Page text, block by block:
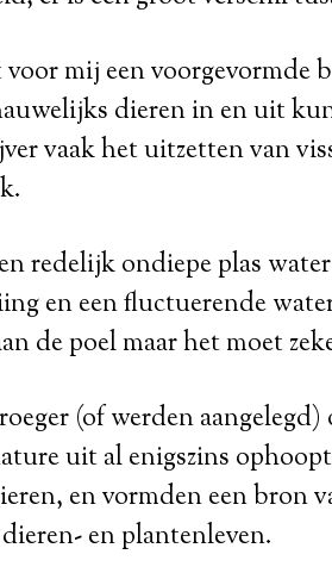
mij een voorgevormde
dieren in en uit
vaak het uitzetten van
redelijk ondiepe plas
en een fluctuerende
de poel maar het moet
(of werden aangelegd)
uit al enigszins
en vormden een bron
en plantenleven.